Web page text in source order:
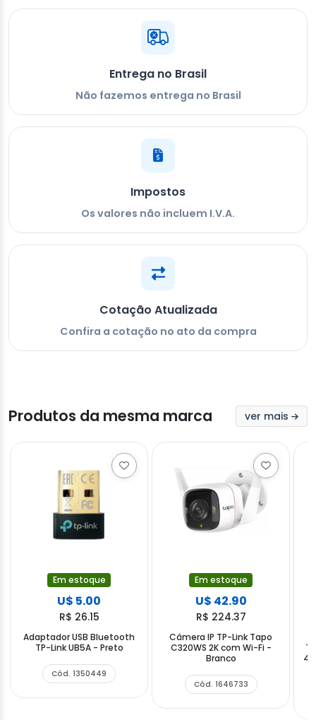
Entrega no Brasil
Não fazemos entrega no Brasil
Impostos
Os valores não incluem I.V.A.
Cotação Atualizada
Confira a cotação no ato da compra
Produtos da mesma marca ver mais
Em estoque
U$ 5.00
R$ 26.15
Adaptador USB Bluetooth
TP-Link UB5A - Preto
Cód. 1350449
Em estoque
U$ 42.90
R$ 224.37
Câmera IP TP-Link Tapo
C320WS 2K com Wi-Fi -
Branco
Cód. 1646733